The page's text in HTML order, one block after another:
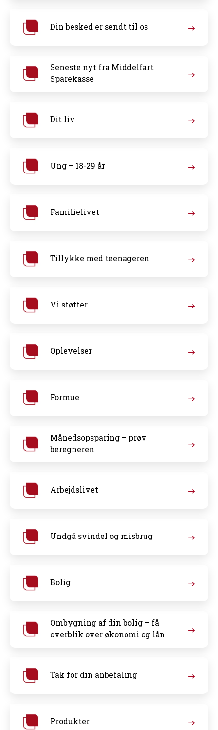
Din besked er sendt til os
Seneste nyt fra Middelfart
Sparekasse
Dit liv
Ung – 18-29 år
Familielivet
Tillykke med teenageren
Vi støtter
Oplevelser
Formue
Månedsopsparing – prøv
beregneren
Arbejdslivet
Undgå svindel og misbrug
Bolig
Ombygning af din bolig – få
overblik over økonomi og lån
Tak for din anbefaling
Produkter